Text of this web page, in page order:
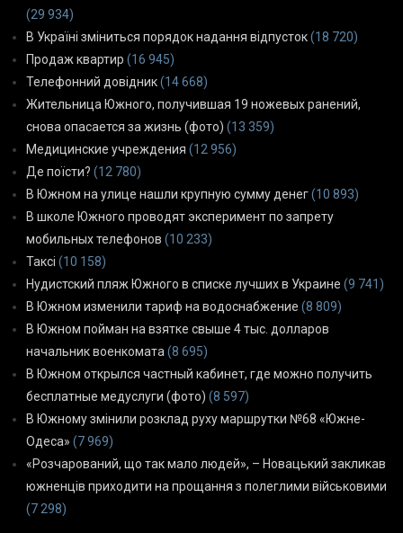
(29 934)
В Україні зміниться порядок надання відпусток(18 720)
Продаж квартир (16 945)
Телефонний довідник(14 668)
Жительница Южного, получившая 19 ножевых ранений,
снова опасается за жизнь (фото) (13 359)
Медицинские учреждения (12 956)
Де поїсти? (12 780)
В Южном на улице нашли крупную сумму денег(10 893)
В школе Южного проводят эксперимент по запрету
мобильных телефонов (10 233)
Таксі (10 158)
Нудистский пляж Южного в списке лучших в Украине (9 741)
В Южном изменили тариф на водоснабжение (8 809)
В Южном пойман на взятке свыше 4 тыс. долларов
начальник военкомата (8 695)
В Южном открылся частный кабинет, где можно получить
бесплатные медуслуги (фото) (8 597)
В Южному змінили розклад руху маршрутки №68 «Южне-
Одеса» (7 969)
«Розчарований, що так мало людей», – Новацький закликав
южненців приходити на прощання з полеглими військовими
(7 298)